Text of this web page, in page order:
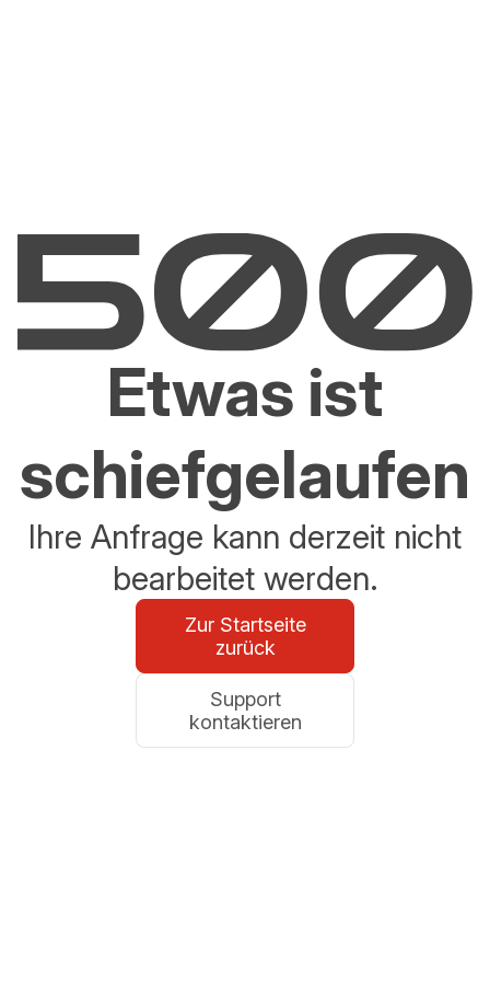
Etwas ist
schiefgelaufen
Ihre Anfrage kann derzeit nicht
bearbeitet werden.
Zur Startseite
zurück
Support
kontaktieren